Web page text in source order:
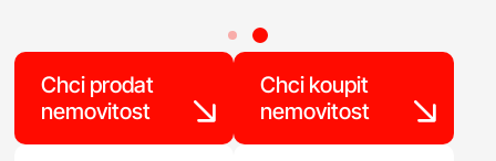
Chci prodat
nemovitost
Chci koupit
nemovitost